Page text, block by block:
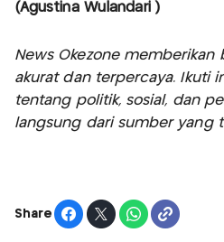
(Agustina Wulandari )
News Okezone memberikan
akurat dan terpercaya. Ikuti
tentang politik, sosial, dan
langsung dari sumber yang
Share